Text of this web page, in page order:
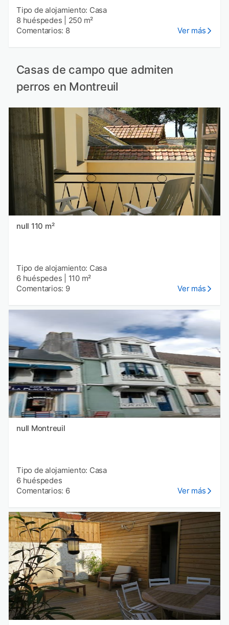
Tipo de alojamiento: Casa
8 huéspedes
250 m²
Comentarios: 8
Ver más
Casas de campo que admiten
perros en Montreuil
null 110 m²
Tipo de alojamiento: Casa
6 huéspedes
110 m²
Comentarios: 9
Ver más
null Montreuil
Tipo de alojamiento: Casa
6 huéspedes
Comentarios: 6
Ver más